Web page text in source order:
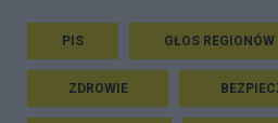
PIS GŁOS REGIONÓW
ZDROWIE